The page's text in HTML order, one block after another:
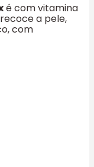
é com vitamina
a pele,
com